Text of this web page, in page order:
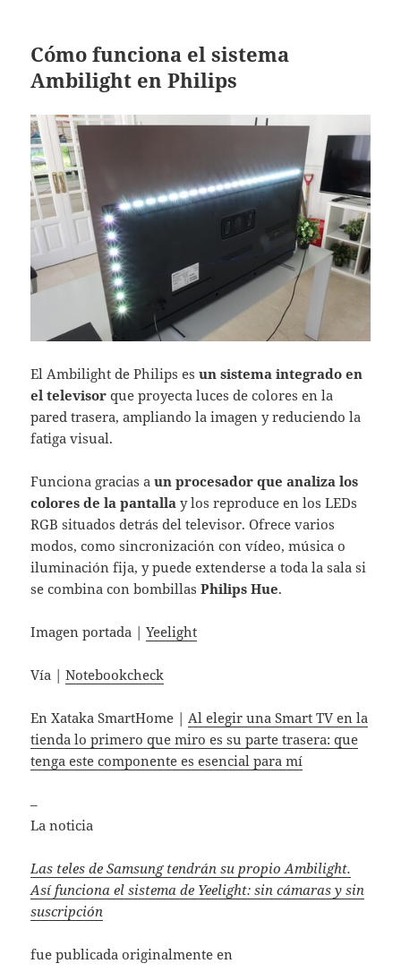
Cómo funciona el sistema
Ambilight en Philips
El Ambilight de Philips es un sistema integrado en
el televisor que proyecta luces de colores en la
pared trasera, ampliando la imagen y reduciendo la
fatiga visual.
Funciona gracias aun procesador que analiza los
colores de la pantalla y los reproduce en los LEDs
RGB situados detrás del televisor. Ofrece varios
modos, como sincronización con vídeo, música o
iluminación fija, y puede extenderse a toda la sala si
se combina con bombillasPhilips Hue.
Imagen portada |Yeelight
Vía |Notebookcheck
En Xataka SmartHome | Al elegir una Smart TV en la
tienda lo primero que miro es su parte trasera: que
tenga este componente es esencial para mí
–
La noticia
Las teles de Samsung tendrán su propio Ambilight.
Así funciona el sistema de Yeelight: sin cámaras y sin
suscripción
fue publicada originalmente en